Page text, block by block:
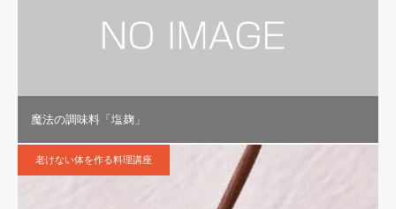
魔法の調味料「塩麹」
老けない体を作る料理講座